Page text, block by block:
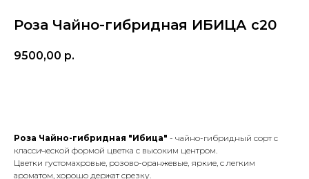
Роза Чайно-гибридная ИБИЦА с20
9500,00 р.
Роза Чайно-гибридная "Ибица" - чайно-гибридный сорт с
классической формой цветка с высоким центром.
Цветки густомахровые, розово-оранжевые, яркие, с легким
ароматом, хорошо держат срезку.